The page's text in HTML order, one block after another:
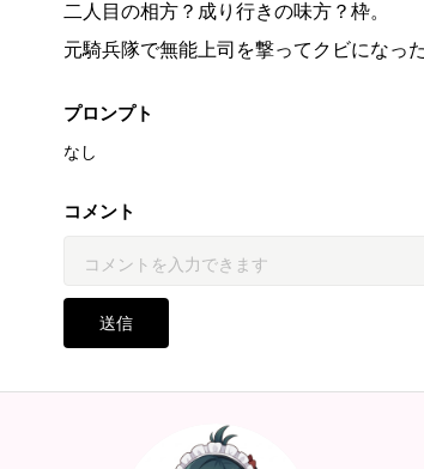
二人目の相方？成り行きの味方？枠。
元騎兵隊で無能上司を撃ってクビになっ
プロンプト
なし
コメント
送信